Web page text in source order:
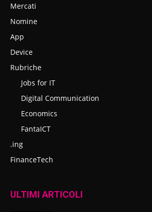
Mercati
Nomine
App
Device
Rubriche
Jobs for IT
Digital Communication
Economics
FantaICT
.ing
FinanceTech
ULTIMI ARTICOLI